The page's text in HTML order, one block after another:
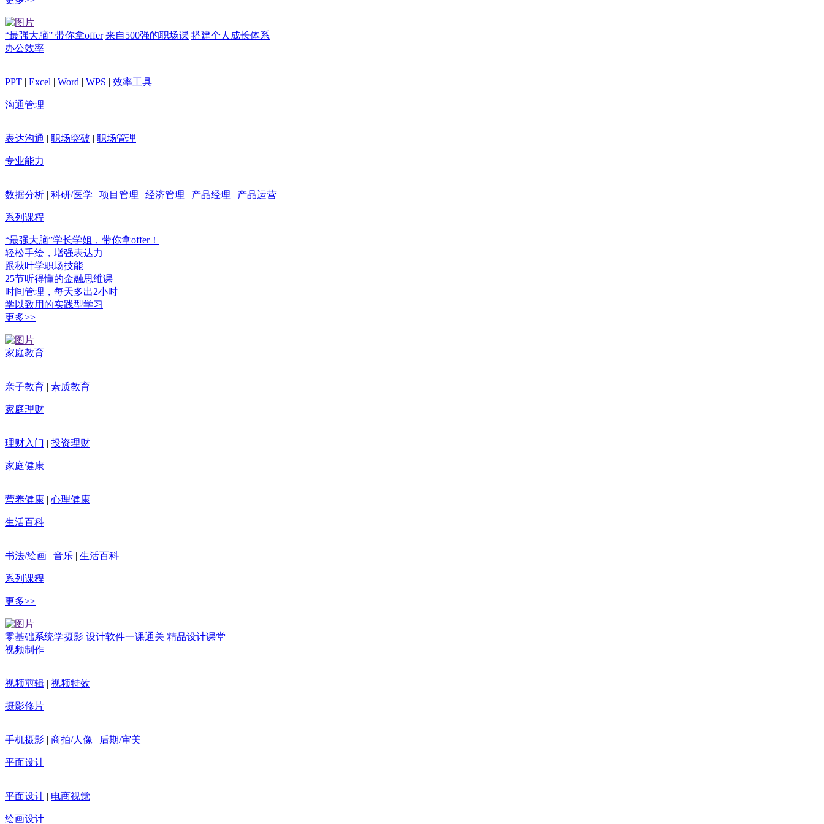
“最强大脑” 带你拿offer 来自500强的职场课 搭建个人成长体系
办公效率
|
PPT | Excel | Word | WPS | 效率工具
沟通管理
|
表达沟通 | 职场突破 | 职场管理
专业能力
|
数据分析 | 科研/医学 | 项目管理 | 经济管理 | 产品经理 | 产品运营
系列课程
“最强大脑”学长学姐，带你拿offer！
轻松手绘，增强表达力
跟秋叶学职场技能
25节听得懂的金融思维课
时间管理，每天多出2小时
学以致用的实践型学习
更多>>
家庭教育
|
亲子教育 | 素质教育
家庭理财
|
理财入门 | 投资理财
家庭健康
|
营养健康 | 心理健康
生活百科
|
书法/绘画 | 音乐 | 生活百科
系列课程
更多>>
零基础系统学摄影 设计软件一课通关 精品设计课堂
视频制作
|
视频剪辑 | 视频特效
摄影修片
|
手机摄影 | 商拍/人像 | 后期/审美
平面设计
|
平面设计 | 电商视觉
绘画设计